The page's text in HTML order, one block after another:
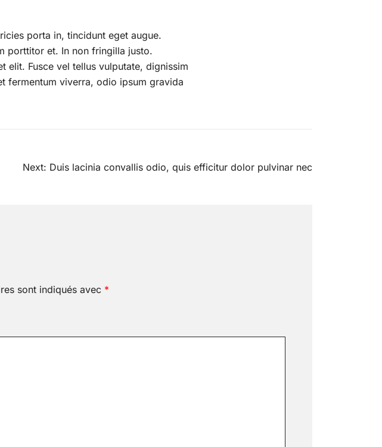
porta in, tincidunt eget augue.
porttitor et. In non fringilla justo.
elit. Fusce vel tellus vulputate, dignissim
fermentum viverra, odio ipsum gravida
Next: Duis lacinia convallis odio, quis efficitur dolor pulvinar nec
sont indiqués avec *